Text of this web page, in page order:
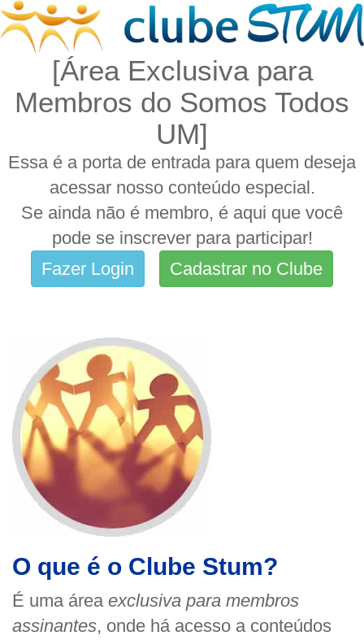
[Área Exclusiva para
Membros do Somos Todos
UM]
Essa é a porta de entrada para quem deseja
acessar nosso conteúdo especial.
Se ainda não é membro, é aqui que você
pode se inscrever para participar!
Fazer Login
Cadastrar no Clube
O que é o Clube Stum?
É uma área exclusiva para membros
assinantes, onde há acesso a conteúdos